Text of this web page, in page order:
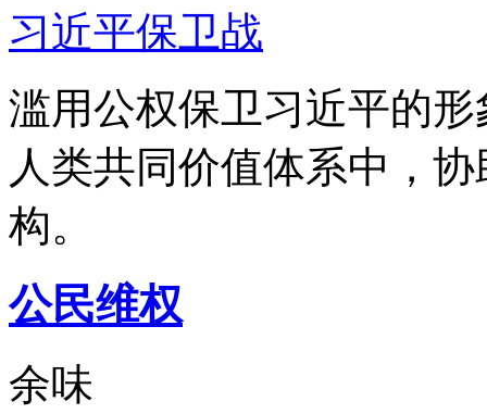
习近平保卫战
滥用公权保卫习近平的
人类共同价值体系中，
构。
公民维权
余味